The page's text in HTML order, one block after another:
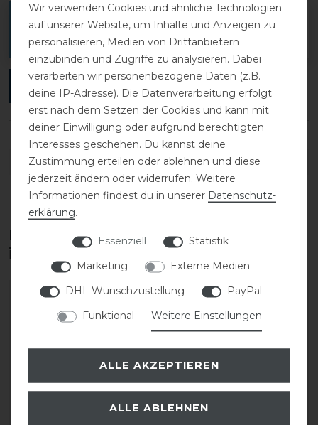
Melde dich an, um eine Kundenrezension zu
verfassen.
ANMELDEN
DETAILS ZUR PRODUKTSICHERHEIT
Diese Produkte könnten dich auch
interessieren
Wir verwenden Cookies und ähnliche Technologien
auf unserer Website, um Inhalte und Anzeigen zu
personalisieren, Medien von Drittanbietern
einzubinden und Zugriffe zu analysieren. Dabei
verarbeiten wir personenbezogene Daten (z.B.
deine IP-Adresse). Die Datenverarbeitung erfolgt
erst nach dem Setzen der Cookies und kann mit
deiner Einwilligung oder aufgrund berechtigten
Interesses geschehen. Du kannst deine
Zustimmung erteilen oder ablehnen und diese
jederzeit ändern oder widerrufen. Weitere
Informationen findest du in unserer Daten­schutz­
erklärung.
Essenziell
Statistik
Marketing
Externe Medien
DHL Wunschzustellung
PayPal
Funktional
Weitere Einstellungen
ALLE AKZEPTIEREN
ALLE ABLEHNEN